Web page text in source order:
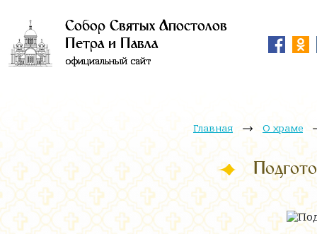
Собор Святых Апостолов
Петра и Павла
официальный сайт
Главная О храме